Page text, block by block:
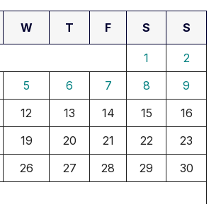
W T F S S
1
2
5 6 7 8
9
12 13 14 15
16
19 20 21 22
23
26 27 28 29
30